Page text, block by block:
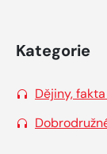
Kategorie
Dějiny,